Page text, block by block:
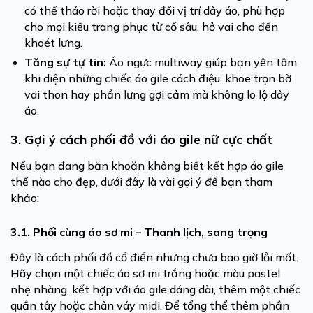
có thể tháo rời hoặc thay đổi vị trí dây áo, phù hợp
cho mọi kiểu trang phục từ cổ sâu, hở vai cho đến
khoét lưng.
Tăng sự tự tin: Áo ngực multiway giúp bạn yên tâm
khi diện những chiếc áo gile cách điệu, khoe trọn bờ
vai thon hay phần lưng gợi cảm mà không lo lộ dây
áo.
3. Gợi ý cách phối đồ với áo gile nữ cực chất
Nếu bạn đang băn khoăn không biết kết hợp áo gile
thế nào cho đẹp, dưới đây là vài gợi ý để bạn tham
khảo:
3.1. Phối cùng áo sơ mi – Thanh lịch, sang trọng
Đây là cách phối đồ cổ điển nhưng chưa bao giờ lỗi mốt.
Hãy chọn một chiếc áo sơ mi trắng hoặc màu pastel
nhẹ nhàng, kết hợp với áo gile dáng dài, thêm một chiếc
quần tây hoặc chân váy midi. Để tổng thể thêm phần